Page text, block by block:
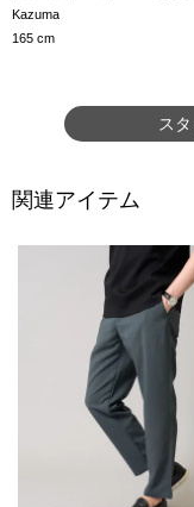
Kazuma
165 cm
ス
関連アイテム